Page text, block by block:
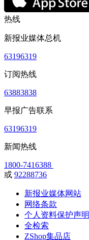
热线
新报业媒体总机
63196319
订阅热线
63883838
早报广告联系
63196319
新闻热线
1800-7416388
或 92288736
新报业媒体网站
网络条款
个人资料保护声明
全检索
ZShop集品店